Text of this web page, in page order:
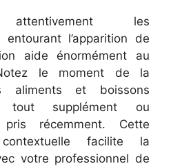
attentivement les
entourant l’apparition de
aide énormément au
le moment de la
aliments et boissons
tout supplément ou
pris récemment. Cette
facilite la
votre professionnel de